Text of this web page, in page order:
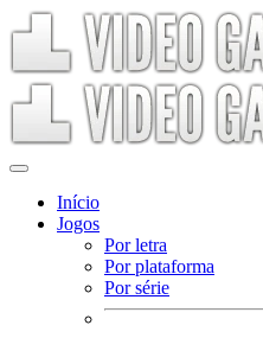
Início
Jogos
Por letra
Por plataforma
Por série